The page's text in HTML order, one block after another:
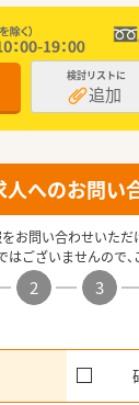
検討リストに
追加
人へのお問い
お問い合わせいただ
ございませんので、
2 3